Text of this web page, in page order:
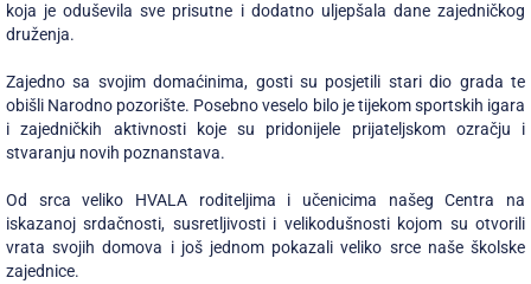
koja je oduševila sve prisutne i dodatno uljepšala dane zajedničkog
druženja.
Zajedno sa svojim domaćinima, gosti su posjetili stari dio grada te
obišli Narodno pozorište. Posebno veselo bilo je tijekom sportskih igara
i zajedničkih aktivnosti koje su pridonijele prijateljskom ozračju i
stvaranju novih poznanstava.
Od srca veliko HVALA roditeljima i učenicima našeg Centra na
iskazanoj srdačnosti, susretljivosti i velikodušnosti kojom su otvorili
vrata svojih domova i još jednom pokazali veliko srce naše školske
zajednice.